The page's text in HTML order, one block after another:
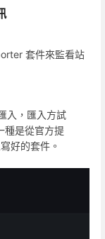
套件來監看站
入，匯入方試
種是從官方提
好的套件。